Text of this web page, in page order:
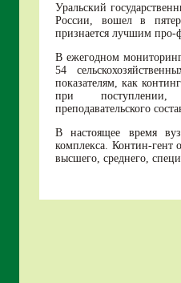
Уральский
России, вошел в
признается лучшим про-
В ежегодном
54
показателям, как
при поступлении,
преподавательского
В настоящее время
комплекса. Контин-гент
высшего, среднего,